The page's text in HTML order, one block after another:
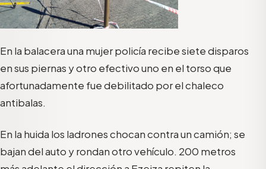
En la balacera una mujer policía recibe siete disparos
en sus piernas y otro efectivo uno en el torso que
afortunadamente fue debilitado por el chaleco
antibalas.
En la huida los ladrones chocan contra un camión; se
bajan del auto y rondan otro vehículo. 200 metros